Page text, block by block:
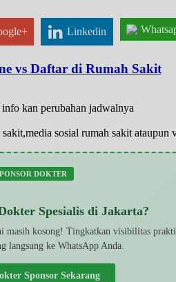
Linkedin
vs Daftar di Rumah Sakit
kan perubahan jadwalnya
sosial rumah sakit
DOKTER
Spesialis di Jakarta?
masih kosong! Tingkatkan visibilitas
langsung ke WhatsApp Anda.
Sponsor Sekarang